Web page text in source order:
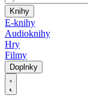
Knihy
E-knihy
Audioknihy
Hry
Filmy
Doplnky